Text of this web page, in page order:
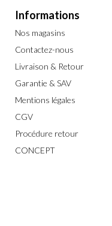
Informations
Nos magasins
Contactez-nous
Livraison & Retour
Garantie & SAV
Mentions légales
CGV
Procédure retour
CONCEPT